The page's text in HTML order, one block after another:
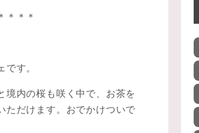
＊＊＊
す。
内の桜も咲く中で、お茶を
ただけます。おでかけついで